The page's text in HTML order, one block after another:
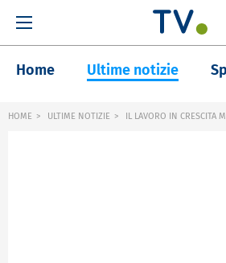
Home Ultime notizie
HOME ULTIME NOTIZIE IL LAVORO IN CRESCITA